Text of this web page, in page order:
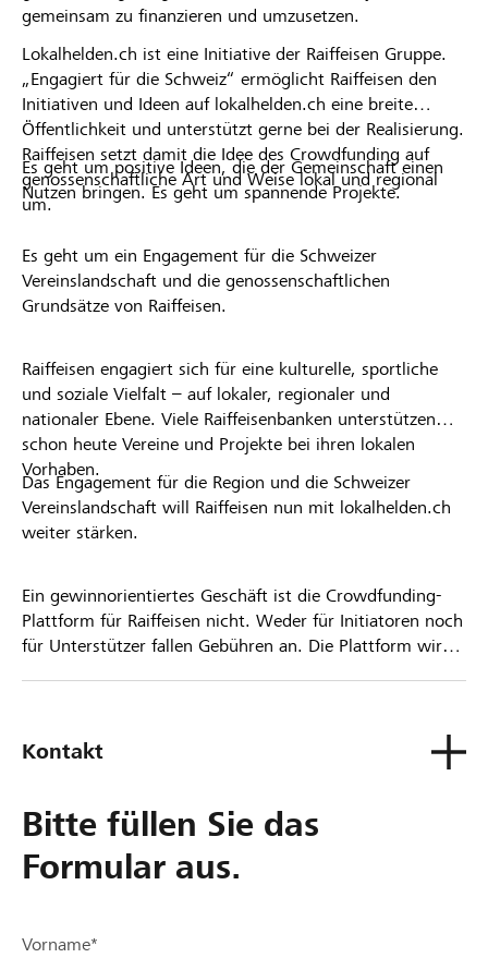
gemeinsam zu finanzieren und umzusetzen.
Lokalhelden.ch ist eine Initiative der Raiffeisen Gruppe.
„Engagiert für die Schweiz“ ermöglicht Raiffeisen den
Initiativen und Ideen auf lokalhelden.ch eine breite
Öffentlichkeit und unterstützt gerne bei der Realisierung.
Raiffeisen setzt damit die Idee des Crowdfunding auf
genossenschaftliche Art und Weise lokal und regional
um.
Es geht um positive Ideen, die der Gemeinschaft einen
Nutzen bringen. Es geht um spannende Projekte.
Es geht um ein Engagement für die Schweizer
Vereinslandschaft und die genossenschaftlichen
Grundsätze von Raiffeisen.
Raiffeisen engagiert sich für eine kulturelle, sportliche
und soziale Vielfalt – auf lokaler, regionaler und
nationaler Ebene. Viele Raiffeisenbanken unterstützen
schon heute Vereine und Projekte bei ihren lokalen
Vorhaben.
Das Engagement für die Region und die Schweizer
Vereinslandschaft will Raiffeisen nun mit lokalhelden.ch
weiter stärken.
Ein gewinnorientiertes Geschäft ist die Crowdfunding-
Plattform für Raiffeisen nicht. Weder für Initiatoren noch
für Unterstützer fallen Gebühren an. Die Plattform wird
Kontakt
Bitte füllen Sie das
Formular aus.
Vorname*